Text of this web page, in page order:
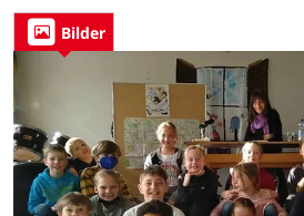
Bilder